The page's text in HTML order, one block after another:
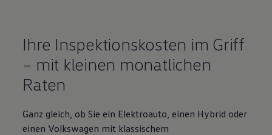
Ihre Inspektionskosten im Griff
– mit kleinen monatlichen
Raten
Ganz gleich, ob Sie ein Elektroauto, einen Hybrid oder
einen Volkswagen mit klassischem